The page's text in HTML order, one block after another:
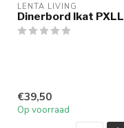
LENTA LIVING
Dinerbord Ikat PXLL
€39,50
Op voorraad